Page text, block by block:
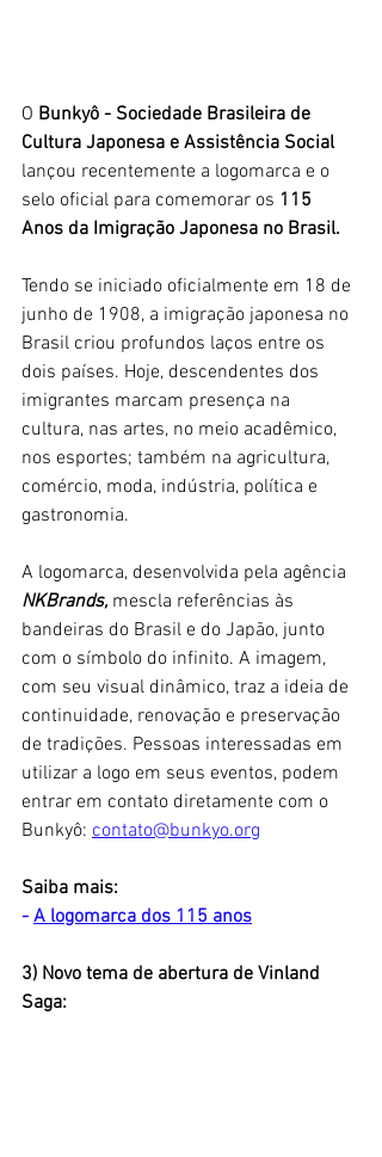
O Bunkyô - Sociedade Brasileira de
Cultura Japonesa e Assistência Social
lançou recentemente a logomarca e o
selo oficial para comemorar os 115
Anos da Imigração Japonesa no Brasil.
Tendo se iniciado oficialmente em 18 de
junho de 1908, a imigração japonesa no
Brasil criou profundos laços entre os
dois países. Hoje, descendentes dos
imigrantes marcam presença na
cultura, nas artes, no meio acadêmico,
nos esportes; também na agricultura,
comércio, moda, indústria, política e
gastronomia.
A logomarca, desenvolvida pela agência
NKBrands, mescla referências às
bandeiras do Brasil e do Japão, junto
com o símbolo do infinito. A imagem,
com seu visual dinâmico, traz a ideia de
continuidade, renovação e preservação
de tradições. Pessoas interessadas em
utilizar a logo em seus eventos, podem
entrar em contato diretamente com o
Bunkyô: contato@bunkyo.org
Saiba mais:
- A logomarca dos 115 anos
3) Novo tema de abertura de Vinland
Saga: